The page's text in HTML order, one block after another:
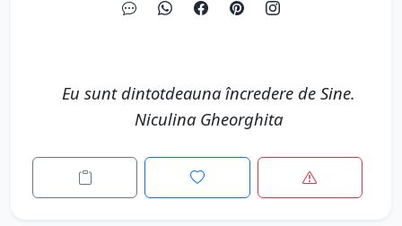
Eu sunt dintotdeauna încredere de Sine.
Niculina Gheorghita